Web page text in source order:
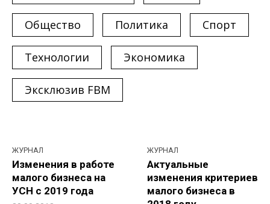
Общество Политика Спорт
Технологии Экономика
Эксклюзив FBM
ЖУРНАЛ
Изменения в работе
малого бизнеса на
УСН с 2019 года
ЖУРНАЛ
Актуальные
изменения критериев
малого бизнеса в